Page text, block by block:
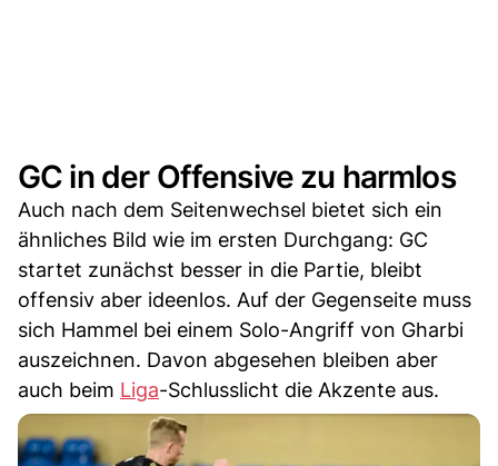
GC in der Offensive zu harmlos
Auch nach dem Seitenwechsel bietet sich ein
ähnliches Bild wie im ersten Durchgang: GC
startet zunächst besser in die Partie, bleibt
offensiv aber ideenlos. Auf der Gegenseite muss
sich Hammel bei einem Solo-Angriff von Gharbi
auszeichnen. Davon abgesehen bleiben aber
auch beim Liga-Schlusslicht die Akzente aus.